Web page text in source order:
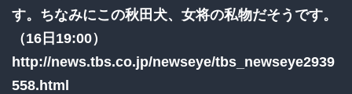
す。ちなみにこの秋田犬、女将の私物だそうです。
（16日19:00）
http://news.tbs.co.jp/newseye/tbs_newseye2939
558.html